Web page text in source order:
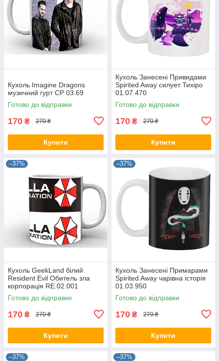
Кухоль Imagine Dragons
музичний гурт CP 03.69
Готово до відправки
170 ₴ 270 ₴
Купити
Кухоль Занесені Привидами
Spirited Away силует Тихіро
01.07.470
Готово до відправки
170 ₴ 270 ₴
Купити
–37%
Кухоль GeekLand білий
Resident Evil Обитель зла
корпорація RE.02.001
Готово до відправки
170 ₴ 270 ₴
Купити
–37%
Кухоль Занесені Примарами
Spirited Away чарівна історія
01.03.950
Готово до відправки
170 ₴ 270 ₴
Купити
–37% –37%